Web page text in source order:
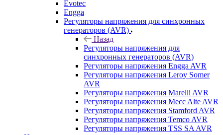
Evotec
Engga
Регуляторы напряжения для синхронных
генераторов (AVR)
Назад
Регуляторы напряжения для
синхронных генераторов (AVR)
Регуляторы напряжения Engga AVR
Регуляторы напряжения Leroy Somer
AVR
Регуляторы напряжения Marelli AVR
Регуляторы напряжения Mecc Alte AVR
Регуляторы напряжения Stamford AVR
Регуляторы напряжения Temco AVR
Регуляторы напряжения TSS SA AVR